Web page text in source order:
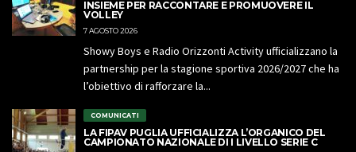
INSIEME PER RACCONTARE E PROMUOVERE IL
VOLLEY
7 AGOSTO 2026
Showy Boys e Radio Orizzonti Activity ufficializzano la
partnership per la stagione sportiva 2026/2027 che ha
l’obiettivo di rafforzare la...
COMUNICATI
LA FIPAV PUGLIA UFFICIALIZZA L’ORGANICO DEL
CAMPIONATO NAZIONALE DI I LIVELLO SERIE C